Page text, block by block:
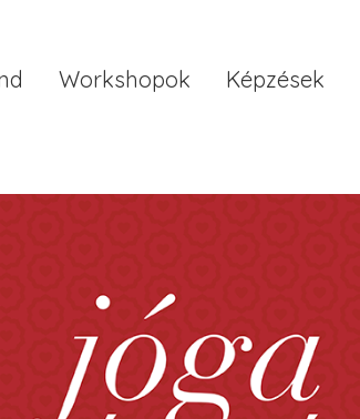
Workshopok Képzések